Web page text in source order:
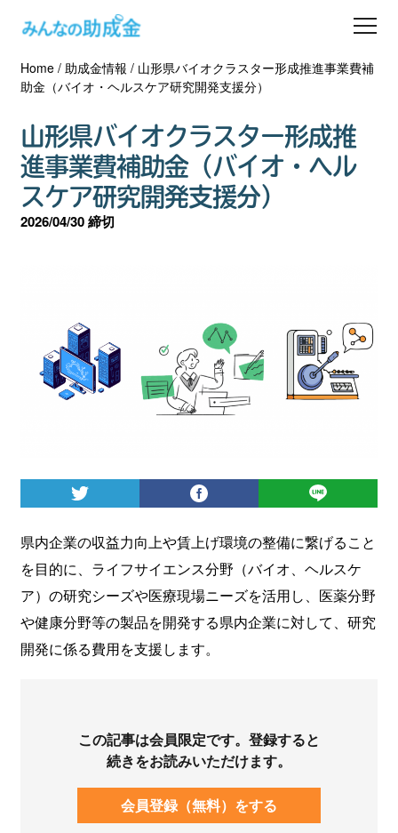
助成金を探す
士業の方へ
助成金コラム
専門家一覧
会員登録
ログイン
Home/ 助成金情報 / 山形県バイオクラスター形成推進事業費補
助金（バイオ・ヘルスケア研究開発支援分）
山形県バイオクラスター形成推
進事業費補助金（バイオ・ヘル
スケア研究開発支援分）
2026/04/30 締切
県内企業の収益力向上や賃上げ環境の整備に繋げること
を目的に、ライフサイエンス分野（バイオ、ヘルスケ
ア）の研究シーズや医療現場ニーズを活用し、医薬分野
や健康分野等の製品を開発する県内企業に対して、研究
開発に係る費用を支援します。
この記事は会員限定です。登録すると
続きをお読みいただけます。
会員登録（無料）をする